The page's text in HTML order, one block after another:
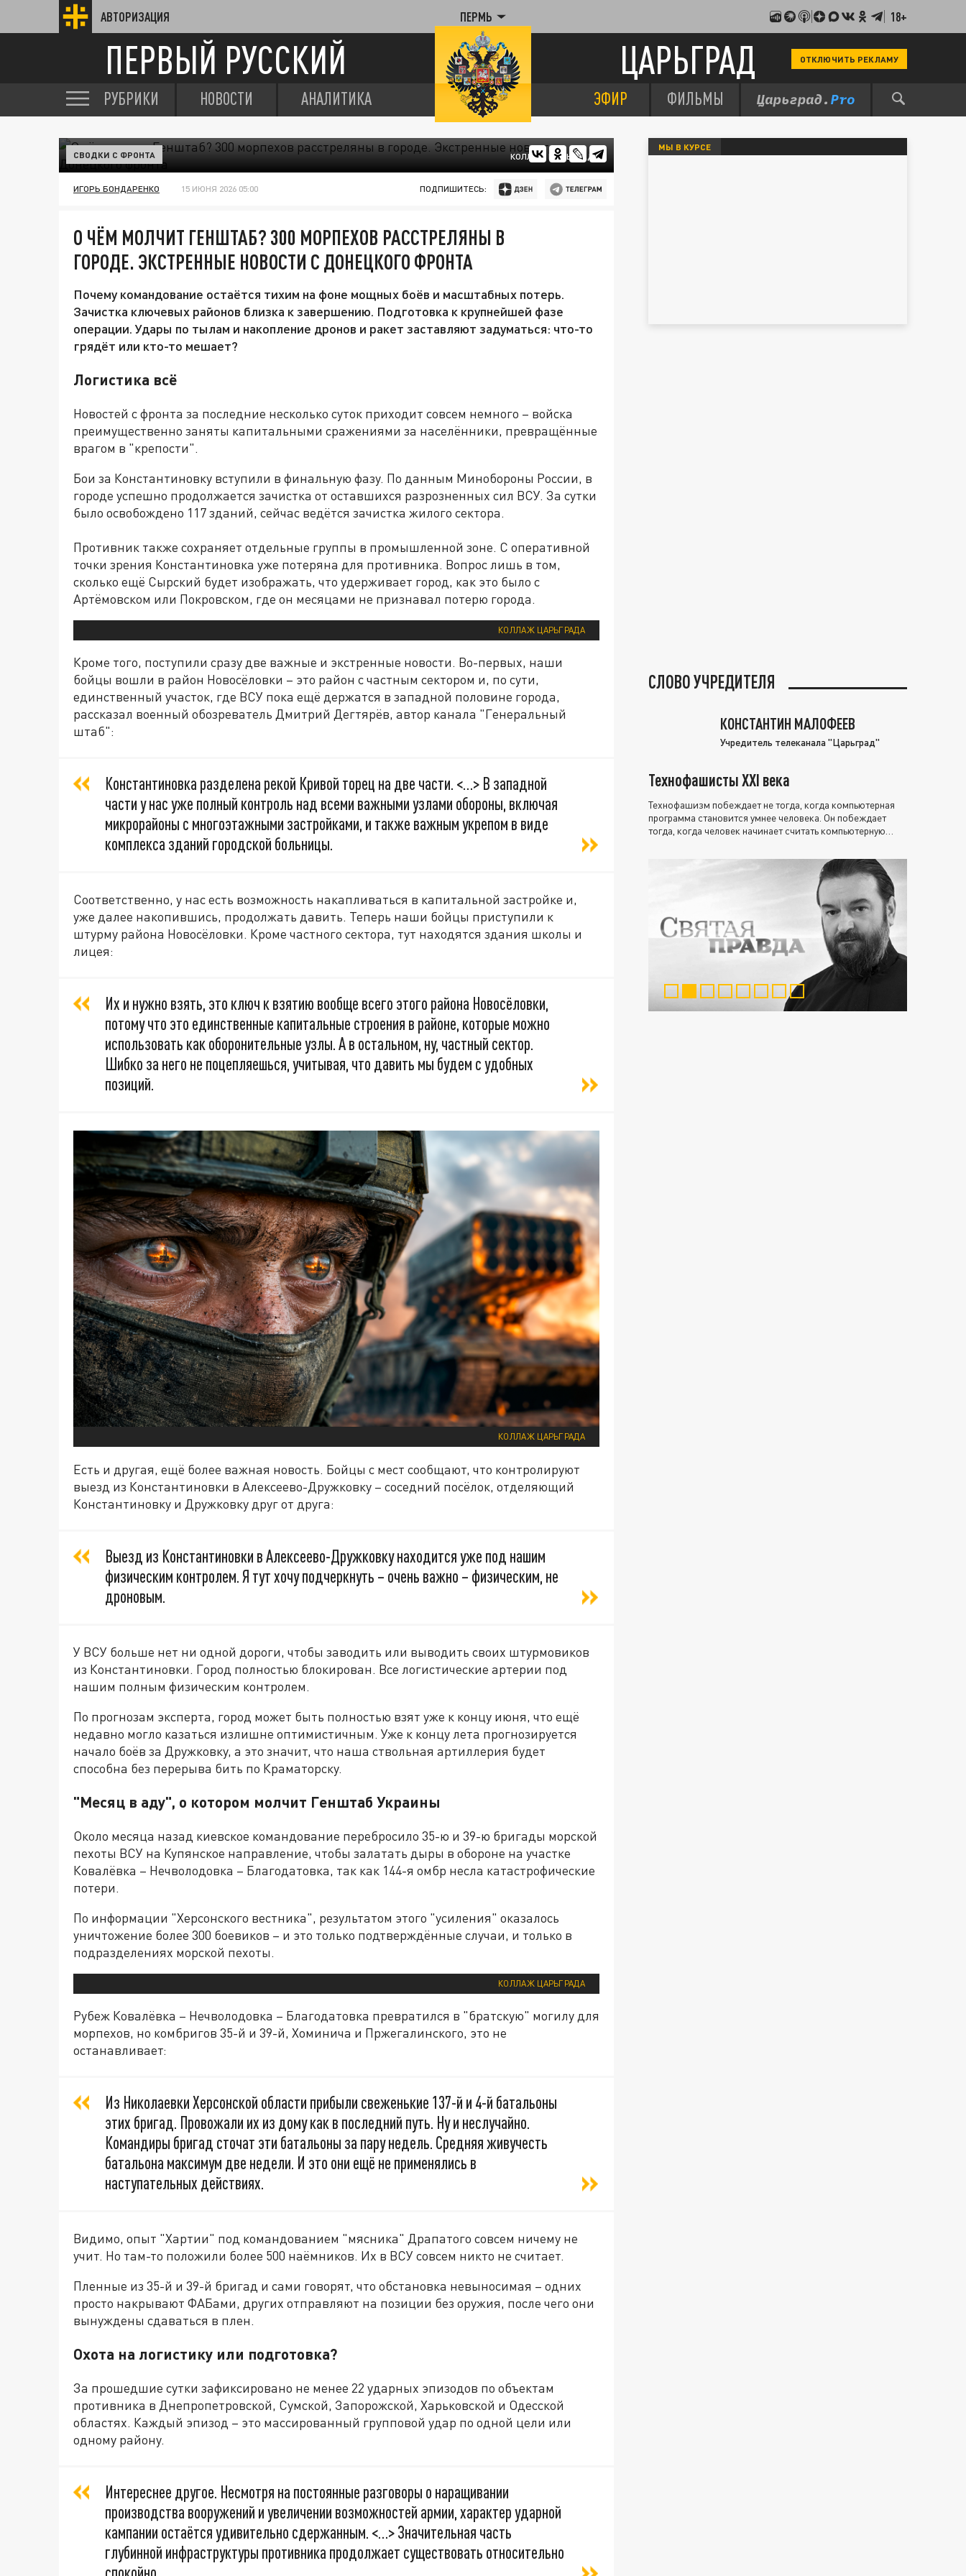
АВТОРИЗАЦИЯ ПЕРМЬ 18+
ПЕРВЫЙ РУССКИЙ ЦАРЬГРАД ОТКЛЮЧИТЬ РЕКЛАМУ
РУБРИКИ НОВОСТИ АНАЛИТИКА ЭФИР ФИЛЬМЫ
КОЛЛАЖ ЦАРЬГРАДА
СВОДКИ С ФРОНТА
ИГОРЬ БОНДАРЕНКО 15 ИЮНЯ 2026 05:00 ПОДПИШИТЕСЬ:
О ЧЁМ МОЛЧИТ ГЕНШТАБ? 300 МОРПЕХОВ РАССТРЕЛЯНЫ В
ГОРОДЕ. ЭКСТРЕННЫЕ НОВОСТИ С ДОНЕЦКОГО ФРОНТА
Почему командование остаётся тихим на фоне мощных боёв и масштабных потерь.
Зачистка ключевых районов близка к завершению. Подготовка к крупнейшей фазе
операции. Удары по тылам и накопление дронов и ракет заставляют задуматься: что-то
грядёт или кто-то мешает?
Логистика всё
Новостей с фронта за последние несколько суток приходит совсем немного – войска
преимущественно заняты капитальными сражениями за населённики, превращённые
врагом в "крепости".
Бои за Константиновку вступили в финальную фазу. По данным Минобороны России, в
городе успешно продолжается зачистка от оставшихся разрозненных сил ВСУ. За сутки
было освобождено 117 зданий, сейчас ведётся зачистка жилого сектора.
Противник также сохраняет отдельные группы в промышленной зоне. С оперативной
точки зрения Константиновка уже потеряна для противника. Вопрос лишь в том,
сколько ещё Сырский будет изображать, что удерживает город, как это было с
Артёмовском или Покровском, где он месяцами не признавал потерю города.
КОЛЛАЖ ЦАРЬГРАДА
Кроме того, поступили сразу две важные и экстренные новости. Во-первых, наши
бойцы вошли в район Новосёловки – это район с частным сектором и, по сути,
единственный участок, где ВСУ пока ещё держатся в западной половине города,
рассказал военный обозреватель Дмитрий Дегтярёв, автор канала "Генеральный
штаб":
Константиновка разделена рекой Кривой торец на две части. <…> В западной
части у нас уже полный контроль над всеми важными узлами обороны, включая
микрорайоны с многоэтажными застройками, и также важным укрепом в виде
комплекса зданий городской больницы.
Соответственно, у нас есть возможность накапливаться в капитальной застройке и,
уже далее накопившись, продолжать давить. Теперь наши бойцы приступили к
штурму района Новосёловки. Кроме частного сектора, тут находятся здания школы и
лицея:
Их и нужно взять, это ключ к взятию вообще всего этого района Новосёловки,
потому что это единственные капитальные строения в районе, которые можно
использовать как оборонительные узлы. А в остальном, ну, частный сектор.
Шибко за него не поцепляешься, учитывая, что давить мы будем с удобных
позиций.
КОЛЛАЖ ЦАРЬГРАДА
Есть и другая, ещё более важная новость. Бойцы с мест сообщают, что контролируют
выезд из Константиновки в Алексеево-Дружковку – соседний посёлок, отделяющий
Константиновку и Дружковку друг от друга:
Выезд из Константиновки в Алексеево-Дружковку находится уже под нашим
физическим контролем. Я тут хочу подчеркнуть – очень важно – физическим, не
дроновым.
У ВСУ больше нет ни одной дороги, чтобы заводить или выводить своих штурмовиков
из Константиновки. Город полностью блокирован. Все логистические артерии под
нашим полным физическим контролем.
По прогнозам эксперта, город может быть полностью взят уже к концу июня, что ещё
недавно могло казаться излишне оптимистичным. Уже к концу лета прогнозируется
начало боёв за Дружковку, а это значит, что наша ствольная артиллерия будет
способна без перерыва бить по Краматорску.
"Месяц в аду", о котором молчит Генштаб Украины
Около месяца назад киевское командование перебросило 35-ю и 39-ю бригады морской
пехоты ВСУ на Купянское направление, чтобы залатать дыры в обороне на участке
Ковалёвка – Нечволодовка – Благодатовка, так как 144-я омбр несла катастрофические
потери.
По информации "Херсонского вестника", результатом этого "усиления" оказалось
уничтожение более 300 боевиков – и это только подтверждённые случаи, и только в
подразделениях морской пехоты.
КОЛЛАЖ ЦАРЬГРАДА
Рубеж Ковалёвка – Нечволодовка – Благодатовка превратился в "братскую" могилу для
морпехов, но комбригов 35-й и 39-й, Хоминича и Пржегалинского, это не
останавливает:
Из Николаевки Херсонской области прибыли свеженькие 137-й и 4-й батальоны
этих бригад. Провожали их из дому как в последний путь. Ну и неслучайно.
Командиры бригад сточат эти батальоны за пару недель. Средняя живучесть
батальона максимум две недели. И это они ещё не применялись в
наступательных действиях.
Видимо, опыт "Хартии" под командованием "мясника" Драпатого совсем ничему не
учит. Но там-то положили более 500 наёмников. Их в ВСУ совсем никто не считает.
Пленные из 35-й и 39-й бригад и сами говорят, что обстановка невыносимая – одних
просто накрывают ФАБами, других отправляют на позиции без оружия, после чего они
вынуждены сдаваться в плен.
Охота на логистику или подготовка?
За прошедшие сутки зафиксировано не менее 22 ударных эпизодов по объектам
противника в Днепропетровской, Сумской, Запорожской, Харьковской и Одесской
областях. Каждый эпизод – это массированный групповой удар по одной цели или
одному району.
Интереснее другое. Несмотря на постоянные разговоры о наращивании
производства вооружений и увеличении возможностей армии, характер ударной
кампании остаётся удивительно сдержанным. <…> Значительная часть
глубинной инфраструктуры противника продолжает существовать относительно
МЫ В КУРСЕ
СЛОВО УЧРЕДИТЕЛЯ
КОНСТАНТИН МАЛОФЕЕВ
Учредитель телеканала "Царьград"
Технофашисты XXI века
Технофашизм побеждает не тогда, когда компьютерная
программа становится умнее человека. Он побеждает
тогда, когда человек начинает считать компьютерную